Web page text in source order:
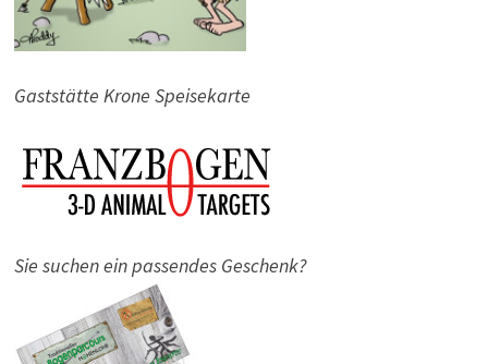
Gaststätte Krone Speisekarte
Sie suchen ein passendes Geschenk?